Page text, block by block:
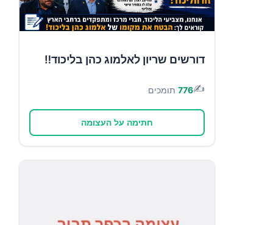
דורשים שריון לאלמוג כהן בליכוד‼️
✍️
776 תומכים
חתימה על העצומה